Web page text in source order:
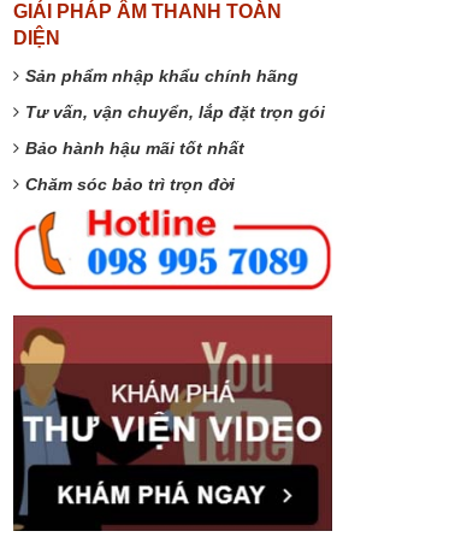
GIẢI PHÁP ÂM THANH TOÀN
DIỆN
Sản phẩm nhập khẩu chính hãng
Tư vấn, vận chuyển, lắp đặt trọn gói
Bảo hành hậu mãi tốt nhất
Chăm sóc bảo trì trọn đời